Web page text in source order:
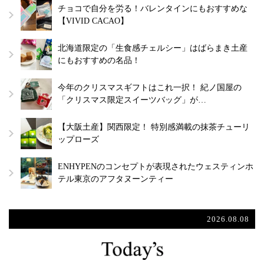
チョコで自分を労る！バレンタインにもおすすめな
【VIVID CACAO】
北海道限定の「生食感チェルシー」はばらまき土産
にもおすすめの名品！
今年のクリスマスギフトはこれ一択！ 紀ノ国屋の
「クリスマス限定スイーツバッグ」が…
【大阪土産】関西限定！ 特別感満載の抹茶チューリ
ップローズ
ENHYPENのコンセプトが表現されたウェスティンホ
テル東京のアフタヌーンティー
2026.08.08